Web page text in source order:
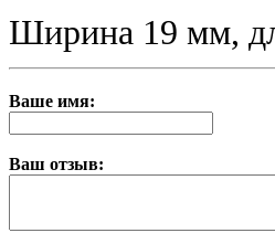
Ширина 19 мм,
Ваше имя:
Ваш отзыв: